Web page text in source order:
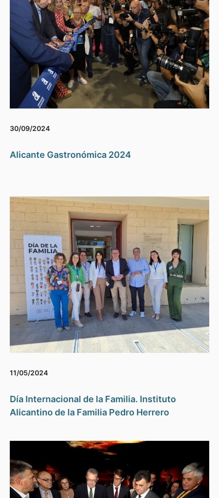
30/09/2024
Alicante Gastronómica 2024
11/05/2024
Día Internacional de la Familia. Instituto
Alicantino de la Familia Pedro Herrero